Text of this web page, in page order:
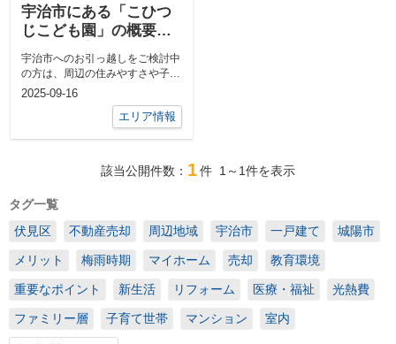
宇治市にある「こひつ
じこども園」の概要！
介
宇治市へのお引っ越しをご検討中
の方は、周辺の住みやすさや子育
て環境が気になるかと思います。
2025-09-16
エリア情報
該当公開件数： 1件 1～1件を表示
タグ一覧
伏見区
不動産売却 周辺地域 宇治市 一戸建て 城陽市
メリット 梅雨時期 マイホーム 売却 教育環境
重要なポイント 新生活 リフォーム 医療・福祉 光熱費
ファミリー層 子育て世帯 マンション 室内